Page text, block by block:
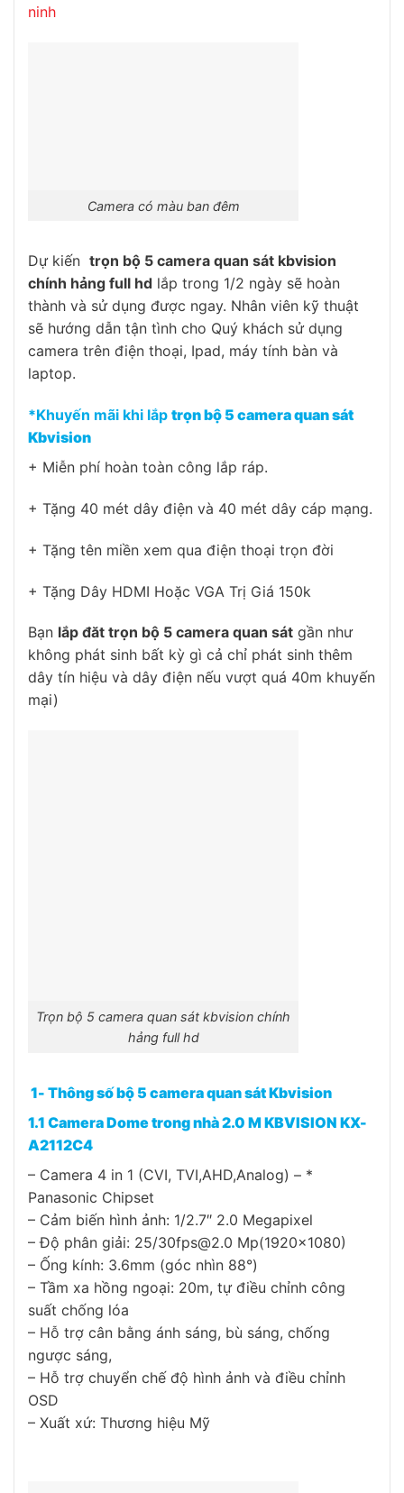
ninh
Camera có màu ban đêm
Dự kiến trọn bộ 5 camera quan sát kbvision
chính hảng full hd lắp trong 1/2 ngày sẽ hoàn
thành và sử dụng được ngay. Nhân viên kỹ thuật
sẽ hướng dẫn tận tình cho Quý khách sử dụng
camera trên điện thoại, Ipad, máy tính bàn và
laptop.
*Khuyến mãi khi lắp trọn bộ 5 camera quan sát
Kbvision
+ Miễn phí hoàn toàn công lắp ráp.
+ Tặng 40 mét dây điện và 40 mét dây cáp mạng.
+ Tặng tên miền xem qua điện thoại trọn đời
+ Tặng Dây HDMI Hoặc VGA Trị Giá 150k
Bạn lắp đăt trọn bộ 5 camera quan sát gần như
không phát sinh bất kỳ gì cả chỉ phát sinh thêm
dây tín hiệu và dây điện nếu vượt quá 40m khuyến
mại)
Trọn bộ 5 camera quan sát kbvision chính
hảng full hd
1- Thông số bộ 5 camera quan sát Kbvision
1.1 Camera Dome trong nhà 2.0 M KBVISION KX-
A2112C4
– Camera 4 in 1 (CVI, TVI,AHD,Analog) – *
Panasonic Chipset
– Cảm biến hình ảnh: 1/2.7″ 2.0 Megapixel
– Độ phân giải: 25/30fps@2.0 Mp(1920×1080)
– Ống kính: 3.6mm (góc nhìn 88°)
– Tầm xa hồng ngoại: 20m, tự điều chỉnh công
suất chống lóa
– Hỗ trợ cân bằng ánh sáng, bù sáng, chống
ngược sáng,
– Hỗ trợ chuyển chế độ hình ảnh và điều chỉnh
OSD
– Xuất xứ: Thương hiệu Mỹ